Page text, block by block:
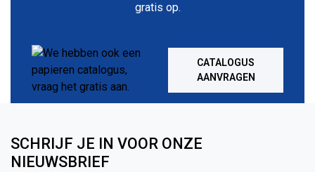
gratis op.
CATALOGUS
AANVRAGEN
SCHRIJF JE IN VOOR ONZE
NIEUWSBRIEF